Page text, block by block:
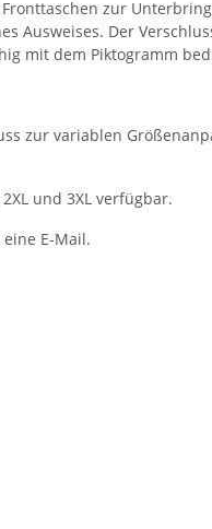
zur
Ausweises. Der
mit dem Piktogramm
zur variablen
und 3XL verfügbar.
E-Mail.